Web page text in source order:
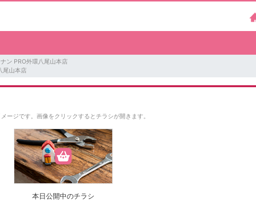
ン PRO外環八尾山本店
尾山本店
ージです。 画像をクリックするとチラシが開きます。
本日公開中のチラシ